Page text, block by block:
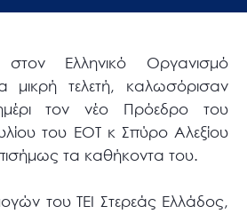
στον Ελληνικό Οργανισμό
μικρή τελετή, καλωσόρισαν
τον νέο Πρόεδρο του
του ΕΟΤ κ Σπύρο Αλεξίου
τα καθήκοντα του.
του ΤΕΙ Στερεάς Ελλάδος,